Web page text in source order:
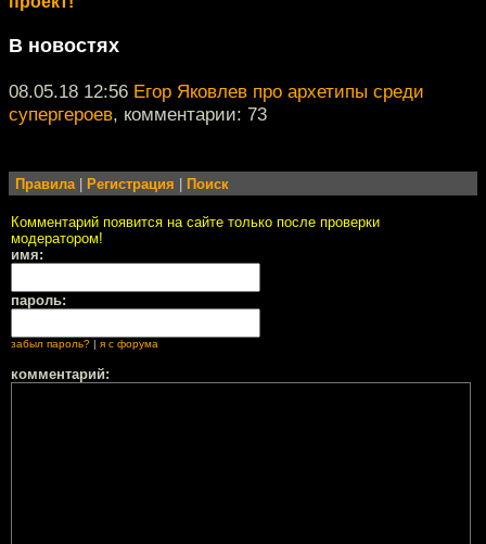
В новостях
08.05.18 12:56 Егор Яковлев про архетипы среди
супергероев, комментарии: 73
Правила| Регистрация Поиск
Комментарий появится на сайте только после проверки
модератором!
имя:
пароль:
забыл пароль? я с форума
комментарий: